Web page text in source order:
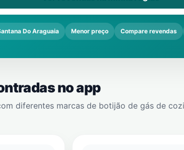
Do Araguaia Menor preço Compare revendas
no app
diferentes marcas de botijão de gás de